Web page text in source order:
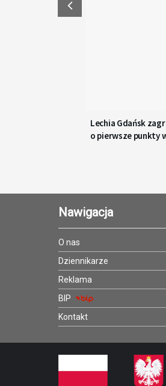
Lechia Gdańsk
o pierwsze punkty
Nawigacja
O nas
Dziennikarze
Reklama
BIP
Kontakt